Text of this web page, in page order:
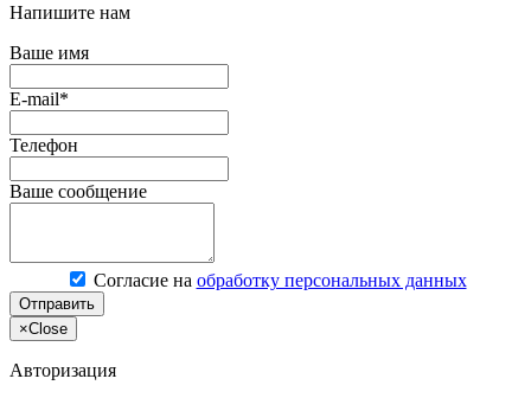
Напишите нам
Ваше имя
E-mail*
Телефон
Ваше сообщение
Согласие на обработку персональных данных
Отправить
×Close
Авторизация